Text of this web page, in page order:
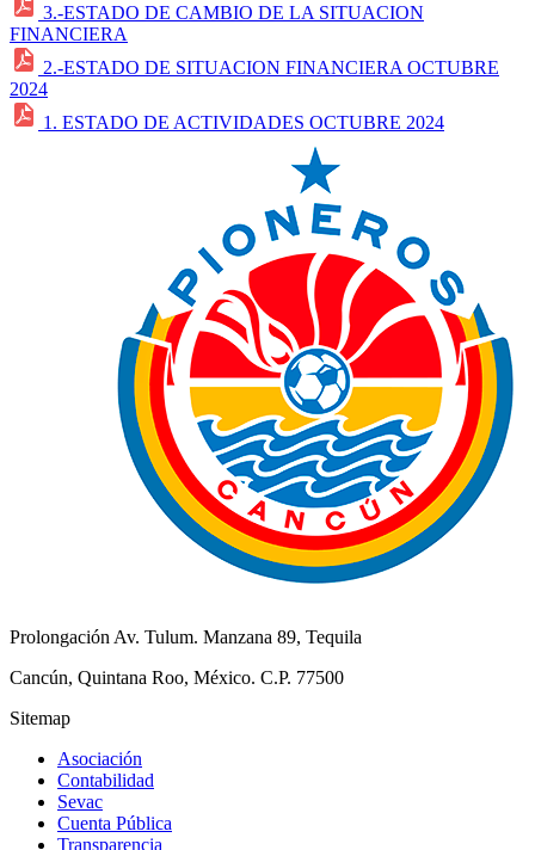
3.-ESTADO DE CAMBIO DE LA SITUACION
FINANCIERA
2.-ESTADO DE SITUACION FINANCIERA OCTUBRE
2024
1. ESTADO DE ACTIVIDADES OCTUBRE 2024
Prolongación Av. Tulum. Manzana 89, Tequila
Cancún, Quintana Roo, México. C.P. 77500
Sitemap
Asociación
Contabilidad
Sevac
Cuenta Pública
Transparencia